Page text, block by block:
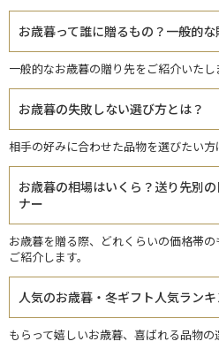
お歳暮って誰に贈るもの？一般的
一般的なお歳暮の贈り先をご紹介いたし
お歳暮の失敗しない選び方とは？
相手の好みに合わせた品物を選びたい方
お歳暮の相場はいくら？送り先別
ナー
お歳暮を贈る際、どれくらいの価格帯
ご紹介します。
人気のお歳暮・冬ギフト人気ランキ
もらって嬉しいお歳暮、喜ばれる品物の